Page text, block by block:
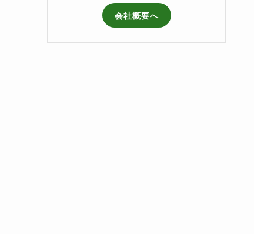
会社概要へ